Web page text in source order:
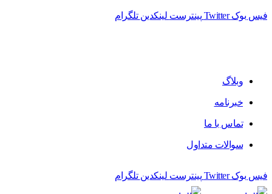
فیس بوک Twitter پینترست لینکدین تلگرام
وبلاگ
خبرنامه
تماس با ما
سوالات متداول
فیس بوک Twitter پینترست لینکدین تلگرام